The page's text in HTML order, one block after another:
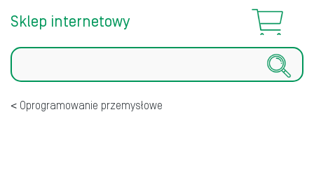
Sklep internetowy
Szukaj
Oprogramowanie przemysłowe